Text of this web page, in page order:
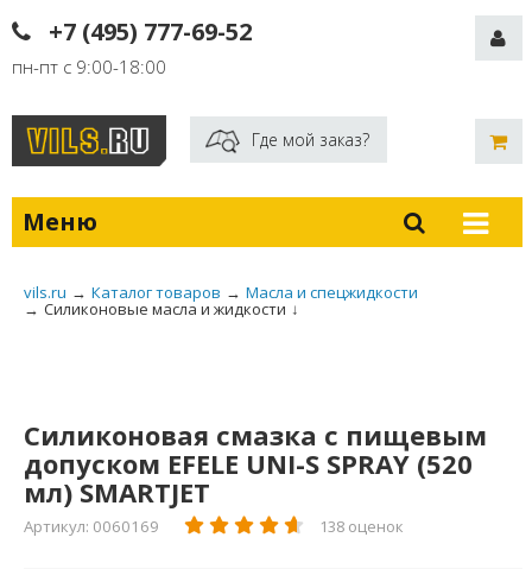
+7 (495) 777-69-52
пн-пт с 9:00-18:00
Где мой заказ?
Меню
vils.ru → Каталог товаров → Масла и спецжидкости
→ Силиконовые масла и жидкости ↓
Силиконовая смазка с пищевым
допуском EFELE UNI-S SPRAY (520
мл) SMARTJET
Артикул: 0060169 138 оценок